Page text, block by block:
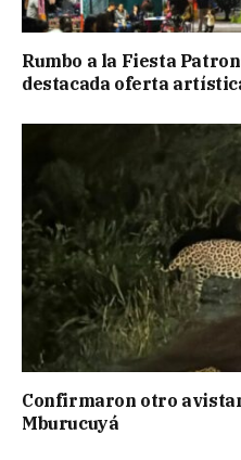
Rumbo a la Fiesta
destacada oferta
Confirmaron otro
Mburucuyá